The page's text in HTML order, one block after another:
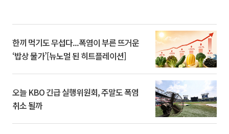
한끼 먹기도 무섭다...폭염이 부른 뜨거운
‘밥상 물가’[뉴노멀 된 히트플레이션]
오늘 KBO 긴급 실행위원회, 주말도 폭염
취소 될까